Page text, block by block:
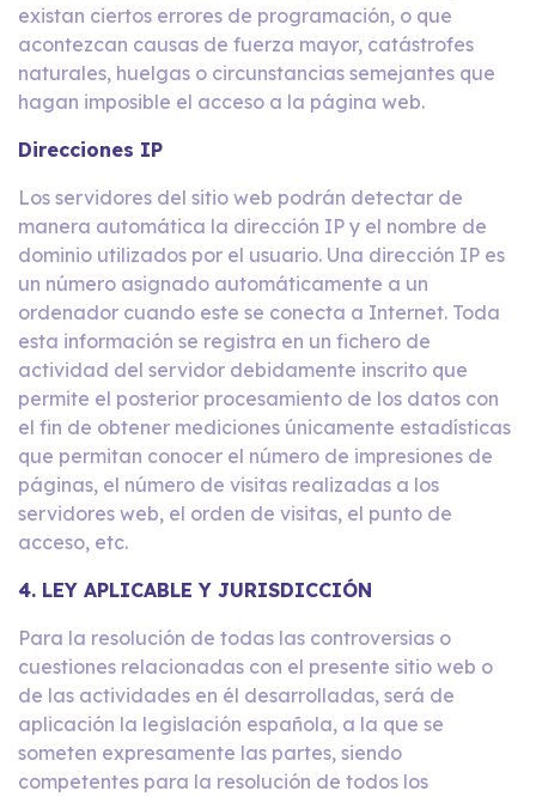
existan ciertos errores de programación, o que
acontezcan causas de fuerza mayor, catástrofes
naturales, huelgas o circunstancias semejantes que
hagan imposible el acceso a la página web.
Direcciones IP
Los servidores del sitio web podrán detectar de
manera automática la dirección IP y el nombre de
dominio utilizados por el usuario. Una dirección IP es
un número asignado automáticamente a un
ordenador cuando este se conecta a Internet. Toda
esta información se registra en un fichero de
actividad del servidor debidamente inscrito que
permite el posterior procesamiento de los datos con
el fin de obtener mediciones únicamente estadísticas
que permitan conocer el número de impresiones de
páginas, el número de visitas realizadas a los
servidores web, el orden de visitas, el punto de
acceso, etc.
4. LEY APLICABLE Y JURISDICCIÓN
Para la resolución de todas las controversias o
cuestiones relacionadas con el presente sitio web o
de las actividades en él desarrolladas, será de
aplicación la legislación española, a la que se
someten expresamente las partes, siendo
competentes para la resolución de todos los